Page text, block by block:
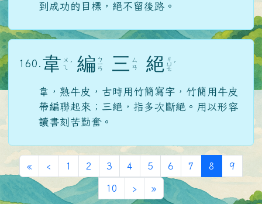
到成功的目標，絕不留後路。
160. 韋 ㄨ
ㄟ
ˊ 編 ㄅ
ㄧ
ㄢ 三 ㄙ
ㄢ
絕 ㄐ
ㄩ
ㄝ
ˊ
韋，熟牛皮，古時用竹簡寫字，竹簡用牛皮
帶編聯起來；三絕，指多次斷絕。用以形容
讀書刻苦勤奮。
«第一頁
‹ 上一頁
1 2 3 4 5 6 7 8 (目前頁次)
9
10 ›下一頁
»最後頁